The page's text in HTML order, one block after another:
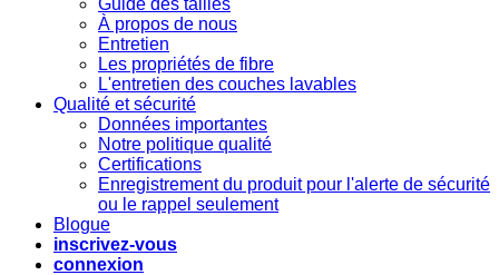
Guide des tailles
À propos de nous
Entretien
Les propriétés de fibre
L'entretien des couches lavables
Qualité et sécurité
Données importantes
Notre politique qualité
Certifications
Enregistrement du produit pour l'alerte de sécurité
ou le rappel seulement
Blogue
inscrivez-vous
connexion